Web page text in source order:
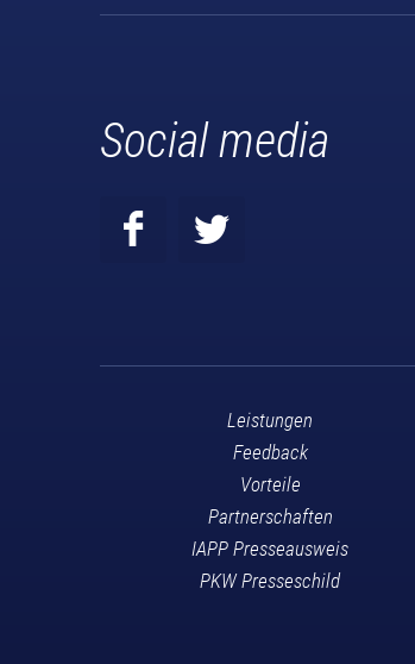
Social media
Leistungen
Feedback
Vorteile
Partnerschaften
IAPP Presseausweis
PKW Presseschild